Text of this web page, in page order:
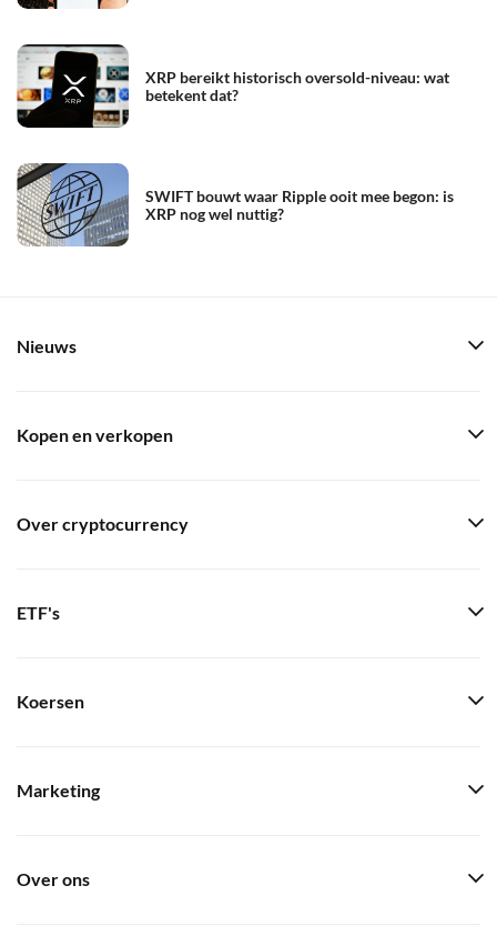
XRP bereikt historisch oversold-niveau: wat
betekent dat?
SWIFT bouwt waar Ripple ooit mee begon: is
XRP nog wel nuttig?
Nieuws
Kopen en verkopen
Over cryptocurrency
ETF's
Koersen
Marketing
Over ons